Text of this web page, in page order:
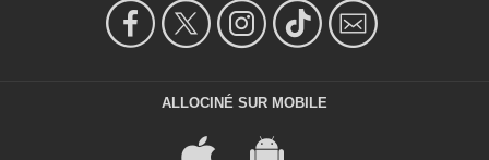
ALLOCINÉ SUR MOBILE